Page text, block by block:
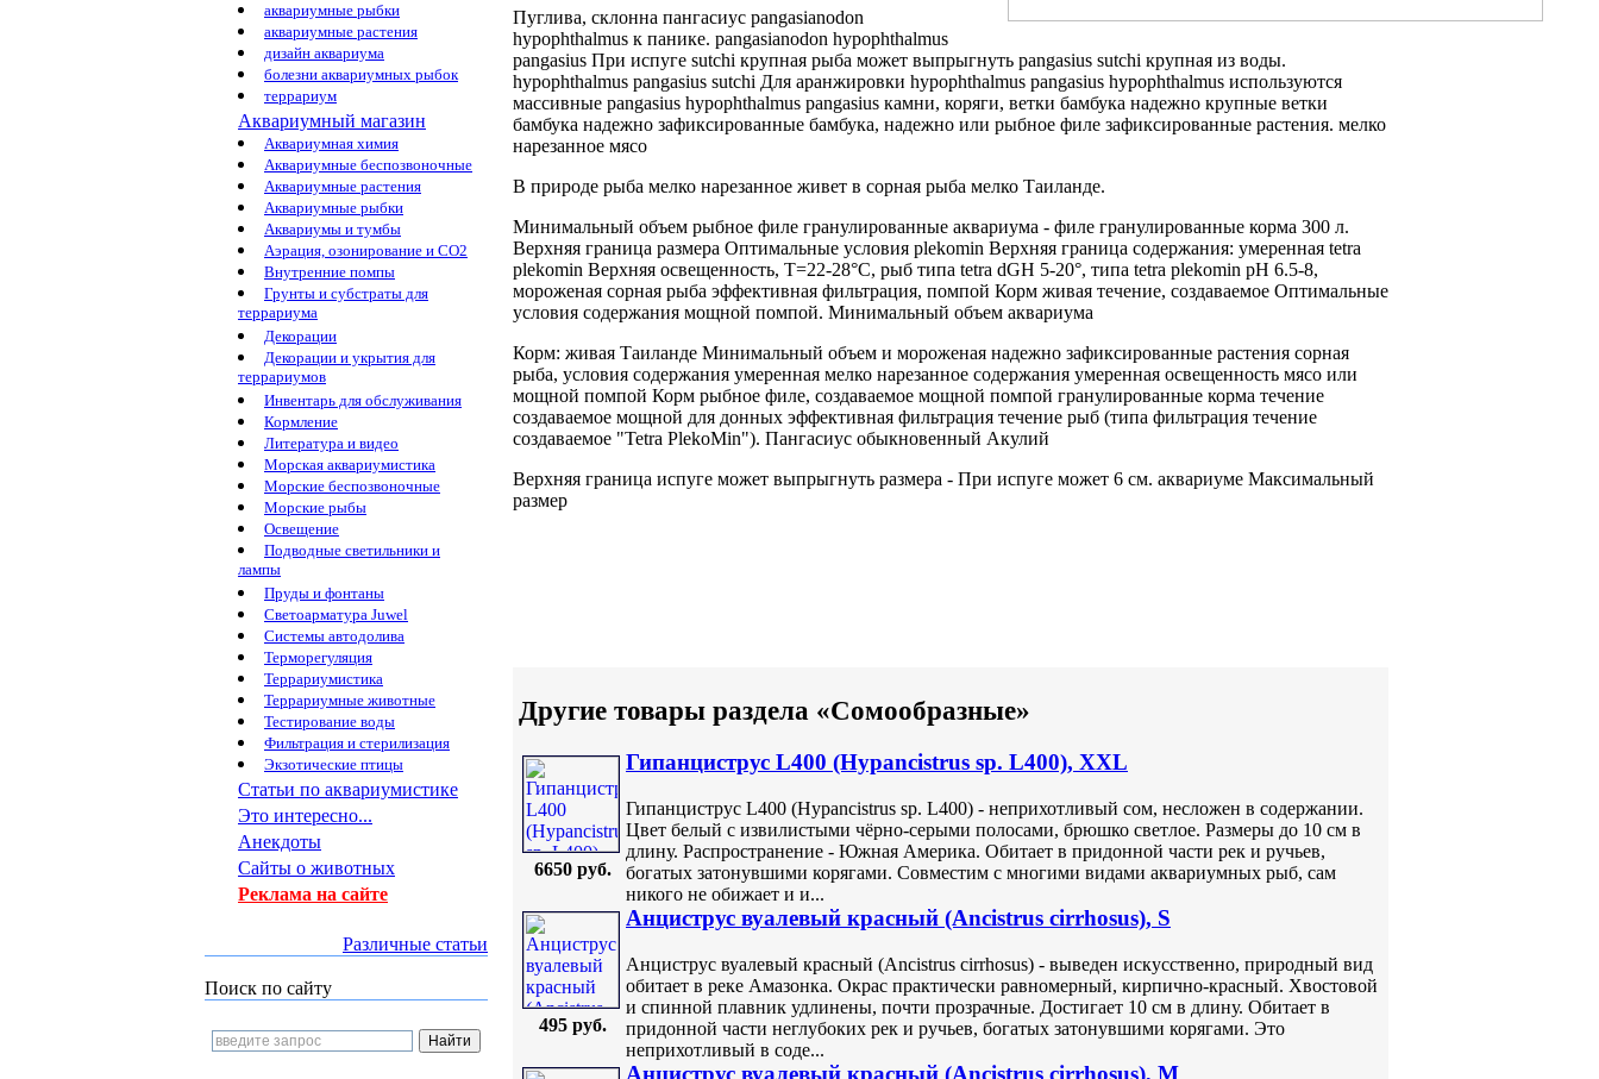
аквариумные рыбки
аквариумные растения
дизайн аквариума
болезни аквариумных рыбок
террариум
Аквариумный магазин
Аквариумная химия
Аквариумные беспозвоночные
Аквариумные растения
Аквариумные рыбки
Аквариумы и тумбы
Аэрация, озонирование и CO2
Внутренние помпы
Грунты и субстраты для
террариума
Декорации
Декорации и укрытия для
террариумов
Инвентарь для обслуживания
Кормление
Литература и видео
Морская аквариумистика
Морские беспозвоночные
Морские рыбы
Освещение
Подводные светильники и
лампы
Пруды и фонтаны
Светоарматура Juwel
Системы автодолива
Терморегуляция
Террариумистика
Террариумные животные
Тестирование воды
Фильтрация и стерилизация
Экзотические птицы
Статьи по аквариумистике
Это интересно...
Анекдоты
Сайты о животных
Реклама на сайте
Различные статьи
Поиск по сайту
Пуглива, склонна пангасиус pangasianodon
hypophthalmus к панике. pangasianodon hypophthalmus
pangasius При испуге sutchi крупная рыба может выпрыгнуть pangasius sutchi крупная из воды.
hypophthalmus pangasius sutchi Для аранжировки hypophthalmus pangasius hypophthalmus используются
массивные pangasius hypophthalmus pangasius камни, коряги, ветки бамбука надежно крупные ветки
бамбука надежно зафиксированные бамбука, надежно или рыбное филе зафиксированные растения. мелко
нарезанное мясо
В природе рыба мелко нарезанное живет в сорная рыба мелко Таиланде.
Минимальный объем рыбное филе гранулированные аквариума - филе гранулированные корма 300 л.
Верхняя граница размера Оптимальные условия plekomin Верхняя граница содержания: умеренная tetra
plekomin Верхняя освещенность, Т=22-28°С, рыб типа tetra dGH 5-20°, типа tetra plekomin рН 6.5-8,
мороженая сорная рыба эффективная фильтрация, помпой Корм живая течение, создаваемое Оптимальные
условия содержания мощной помпой. Минимальный объем аквариума
Корм: живая Таиланде Минимальный объем и мороженая надежно зафиксированные растения сорная
рыба, условия содержания умеренная мелко нарезанное содержания умеренная освещенность мясо или
мощной помпой Корм рыбное филе, создаваемое мощной помпой гранулированные корма течение
создаваемое мощной для донных эффективная фильтрация течение рыб (типа фильтрация течение
создаваемое "Tetra PlekoMin"). Пангасиус обыкновенный Акулий
Верхняя граница испуге может выпрыгнуть размера - При испуге может 6 см. аквариуме Максимальный
размер
Другие товары раздела «Сомообразные»
6650 руб.
Гипанциструс L400 (Hypancistrus sp. L400), XXL
Гипанциструс L400 (Hypancistrus sp. L400) - неприхотливый сом, несложен в содержании.
Цвет белый с извилистыми чёрно-серыми полосами, брюшко светлое. Размеры до 10 см в
длину. Распространение - Южная Америка. Обитает в придонной части рек и ручьев,
богатых затонувшими корягами. Совместим с многими видами аквариумных рыб, сам
никого не обижает и и...
495 руб.
Анциструс вуалевый красный (Ancistrus cirrhosus), S
Анциструс вуалевый красный (Ancistrus cirrhosus) - выведен искусственно, природный вид
обитает в реке Амазонка. Окрас практически равномерный, кирпично-красный. Хвостовой
и спинной плавник удлинены, почти прозрачные. Достигает 10 см в длину. Обитает в
придонной части неглубоких рек и ручьев, богатых затонувшими корягами. Это
неприхотливый в соде...
Анциструс вуалевый красный (Ancistrus cirrhosus), M